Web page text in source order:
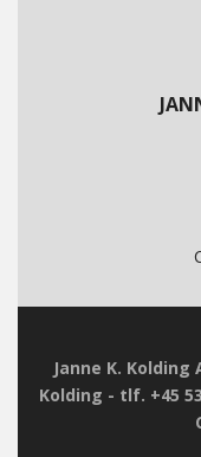
Janne K. Kolding
Kolding - tlf. +45